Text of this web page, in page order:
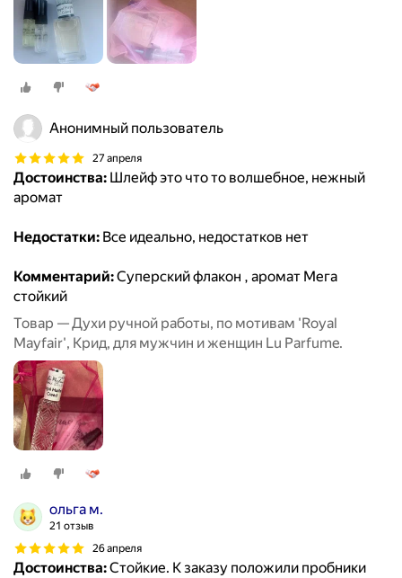
Анонимный пользователь
27 апреля
Достоинства: Шлейф это что то волшебное, нежный
аромат
Недостатки: Все идеально, недостатков нет
Комментарий:Суперский флакон , аромат Мега
стойкий
Товар — Духи ручной работы, по мотивам 'Royal
Mayfair', Крид, для мужчин и женщин Lu Parfume.
ольга м.
21 отзыв
26 апреля
Достоинства:Стойкие. К заказу положили пробники